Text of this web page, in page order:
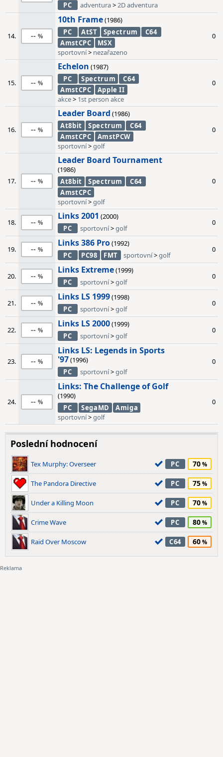
PC
adventura>2D adventura
14. --
10th Frame(1986)
PC
AtST Spectrum
C64
AmstCPC
MSX
sportovní> nezařazeno
0
15. --
Echelon (1987)
PC
Spectrum
C64
AmstCPC
Apple II
akce> 1st person akce
0
16. --
Leader Board (1986)
At8bit
Spectrum
C64
AmstCPC
AmstPCW
sportovní>golf
0
17. --
Leader Board Tournament
(1986)
At8bit
Spectrum
C64
AmstCPC
sportovní>golf
0
18. --
Links 2001 (2000)
PC
sportovní>golf
0
19. --
Links 386 Pro(1992)
PC
PC98 FMT sportovní>golf
0
20. --
Links Extreme(1999)
PC
sportovní>golf
0
21. --
Links LS 1999(1998)
PC
sportovní>golf
0
22. --
Links LS 2000(1999)
PC
sportovní>golf
0
23. --
Links LS: Legends in Sports
'97(1996)
PC
sportovní>golf
0
24. --
Links: The Challenge of Golf
(1990)
PC
SegaMD
Amiga
sportovní>golf
0
Poslední hodnocení
Tex Murphy: Overseer PC 70
The Pandora Directive PC 75
Under a Killing Moon PC 70
Crime Wave PC 80
Raid Over Moscow C64 60